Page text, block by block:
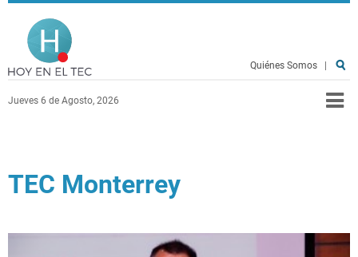
Pasar al contenido principal
Jueves 6 de Agosto, 2026
Quiénes Somos
TEC Monterrey